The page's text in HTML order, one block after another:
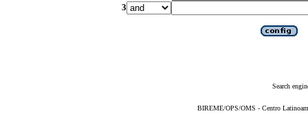
3
Search
BIREME/OPS/OMS - Centro